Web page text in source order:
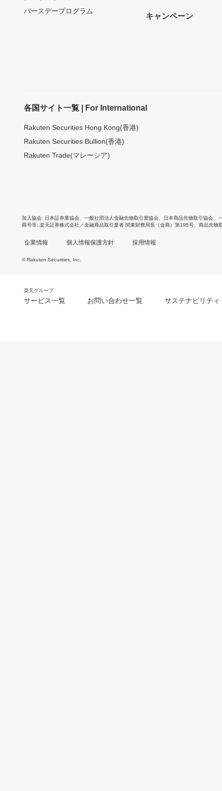
バースデープログラム
キャンペーン
各国サイト一覧 | For International
Rakuten Securities Hong Kong(香港)
Rakuten Securities Bullion(香港)
Rakuten Trade(マレーシア)
加入協会 日本証券業協会 一般社団法人金融先物取引業協会 日本商品先物取引協会
商号等 楽天証券株式会社／金融商品取引業者 関東財務局長（金商）第195号、商品先物
企業情報 個人情報保護方針 採用情報
© Rakuten Securities, Inc.
楽天グループ
サービス一覧 お問い合わせ一覧 サステナビリティ